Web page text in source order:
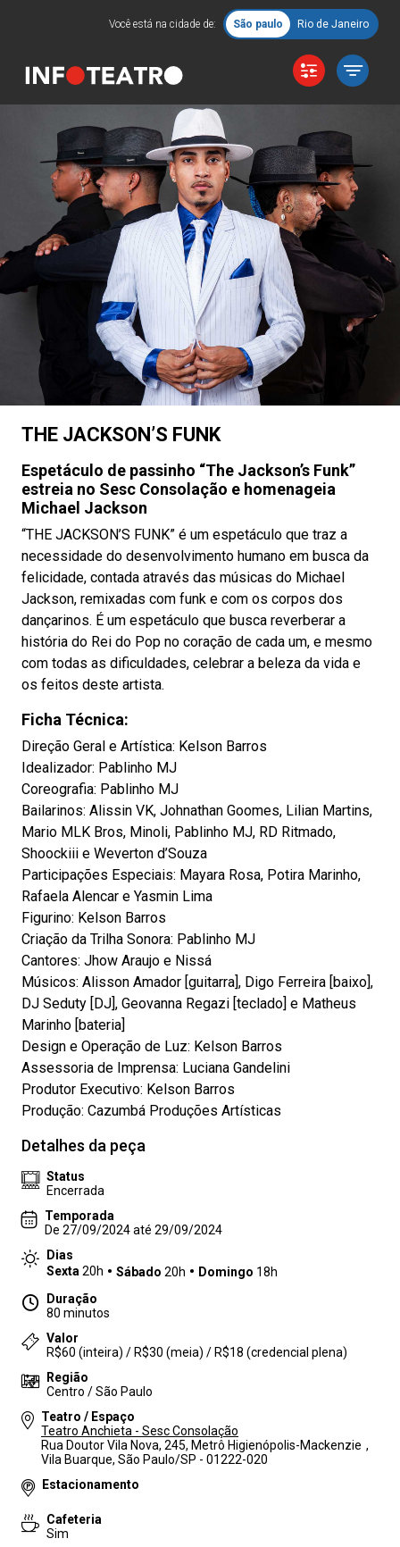
Você está na cidade de: São paulo Rio de Janeiro
THE JACKSON’S FUNK
Espetáculo de passinho “The Jackson’s Funk”
estreia no Sesc Consolação e homenageia
Michael Jackson
“THE JACKSON’S FUNK” é um espetáculo que traz a
necessidade do desenvolvimento humano em busca da
felicidade, contada através das músicas do Michael
Jackson, remixadas com funk e com os corpos dos
dançarinos. É um espetáculo que busca reverberar a
história do Rei do Pop no coração de cada um, e mesmo
com todas as dificuldades, celebrar a beleza da vida e
os feitos deste artista.
Ficha Técnica:
Direção Geral e Artística: Kelson Barros
Idealizador: Pablinho MJ
Coreografia: Pablinho MJ
Bailarinos: Alissin VK, Johnathan Goomes, Lilian Martins,
Mario MLK Bros, Minoli, Pablinho MJ, RD Ritmado,
Shoockiii e Weverton d’Souza
Participações Especiais: Mayara Rosa, Potira Marinho,
Rafaela Alencar e Yasmin Lima
Figurino: Kelson Barros
Criação da Trilha Sonora: Pablinho MJ
Cantores: Jhow Araujo e Nissá
Músicos: Alisson Amador [guitarra], Digo Ferreira [baixo],
DJ Seduty [DJ], Geovanna Regazi [teclado] e Matheus
Marinho [bateria]
Design e Operação de Luz: Kelson Barros
Assessoria de Imprensa: Luciana Gandelini
Produtor Executivo: Kelson Barros
Produção: Cazumbá Produções Artísticas
Detalhes da peça
Status
Encerrada
Temporada
De 27/09/2024 até 29/09/2024
Dias
Sexta 20h Sábado 20h Domingo 18h
Duração
80 minutos
Valor
R$60 (inteira) / R$30 (meia) / R$18 (credencial plena)
Região
Centro / São Paulo
Teatro / Espaço
Teatro Anchieta - Sesc Consolação
Rua Doutor Vila Nova, 245, Metrô Higienópolis-Mackenzie ,
Vila Buarque, São Paulo/SP - 01222-020
Estacionamento
Cafeteria
Sim